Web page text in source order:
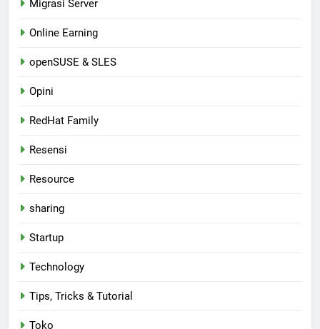
Migrasi Server
Online Earning
openSUSE & SLES
Opini
RedHat Family
Resensi
Resource
sharing
Startup
Technology
Tips, Tricks & Tutorial
Toko